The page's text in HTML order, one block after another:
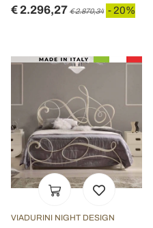
€ 2.296,27 € 2.870,34 - 20%
VIADURINI NIGHT DESIGN